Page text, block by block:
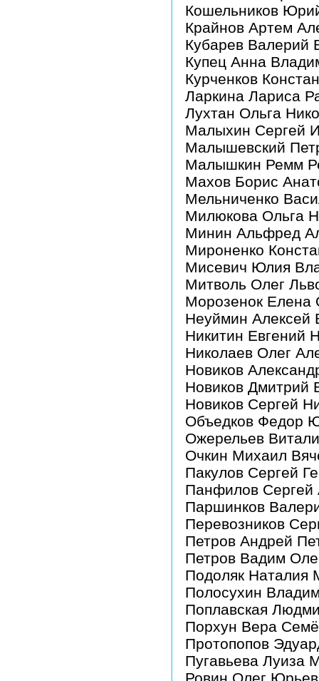
Кошельников
Крайнов Артем
Кубарев Валерий
Купец Анна
Курченков
Ларкина Лариса
Лухтан Ольга
Малыхин Сергей
Малышевский
Малышкин Ремм
Махов Борис
Мельниченко
Милюкова Ольга
Минин Альфред
Мироненко
Мисевич Юлия
Митволь Олег
Морозенок
Неуймин Алексей
Никитин Евгений
Николаев Олег
Новиков
Новиков
Новиков Сергей
Объедков Федор
Ожерельев
Очкин Михаил
Пакулов Сергей
Панфилов
Паршинков
Перевозников
Петров Андрей
Петров Вадим
Подоляк
Полосухин
Поплавская
Порхун Вера
Протопопов
Пугавьева